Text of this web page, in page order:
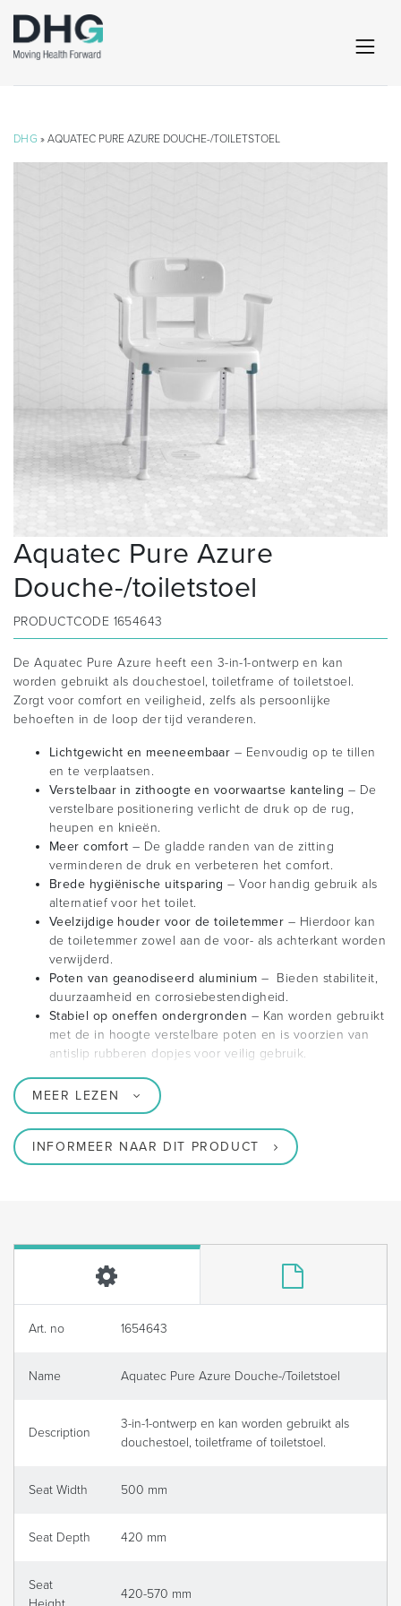
DHG » AQUATEC PURE AZURE DOUCHE-/TOILETSTOEL
Aquatec Pure Azure
Douche-/toiletstoel
PRODUCTCODE 1654643
De Aquatec Pure Azure heeft een 3-in-1-ontwerp en kan
worden gebruikt als douchestoel, toiletframe of toiletstoel.
Zorgt voor comfort en veiligheid, zelfs als persoonlijke
behoeften in de loop der tijd veranderen.
Lichtgewicht en meeneembaar – Eenvoudig op te tillen
en te verplaatsen.
Verstelbaar in zithoogte en voorwaartse kanteling – De
verstelbare positionering verlicht de druk op de rug,
heupen en knieën.
Meer comfort – De gladde randen van de zitting
verminderen de druk en verbeteren het comfort.
Brede hygiënische uitsparing – Voor handig gebruik als
alternatief voor het toilet.
Veelzijdige houder voor de toiletemmer – Hierdoor kan
de toiletemmer zowel aan de voor- als achterkant worden
verwijderd.
Poten van geanodiseerd aluminium – Bieden stabiliteit,
duurzaamheid en corrosiebestendigheid.
Stabiel op oneffen ondergronden – Kan worden gebruikt
met de in hoogte verstelbare poten en is voorzien van
antislip rubberen dopjes voor veilig gebruik.
MEER LEZEN
INFORMEER NAAR DIT PRODUCT
Art. no 1654643
Name Aquatec Pure Azure Douche-/Toiletstoel
Description
3-in-1-ontwerp en kan worden gebruikt als
douchestoel, toiletframe of toiletstoel.
Seat Width 500 mm
Seat Depth 420 mm
Seat
420-570 mm